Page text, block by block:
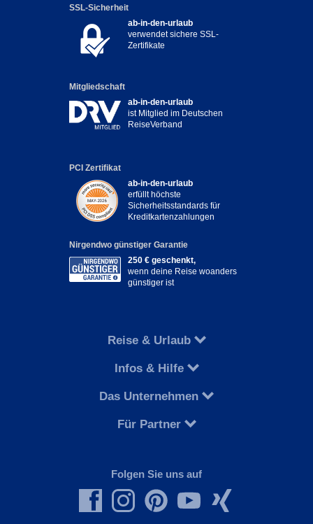
SSL-Sicherheit
ab-in-den-urlaub
verwendet sichere SSL-
Zertifikate
Mitgliedschaft
ab-in-den-urlaub
ist Mitglied im Deutschen
ReiseVerband
PCI Zertifikat
ab-in-den-urlaub
erfüllt höchste
Sicherheitsstandards für
Kreditkartenzahlungen
Nirgendwo günstiger Garantie
250 € geschenkt,
wenn deine Reise woanders
günstiger ist
Reise & Urlaub
Infos & Hilfe
Das Unternehmen
Für Partner
Folgen Sie uns auf